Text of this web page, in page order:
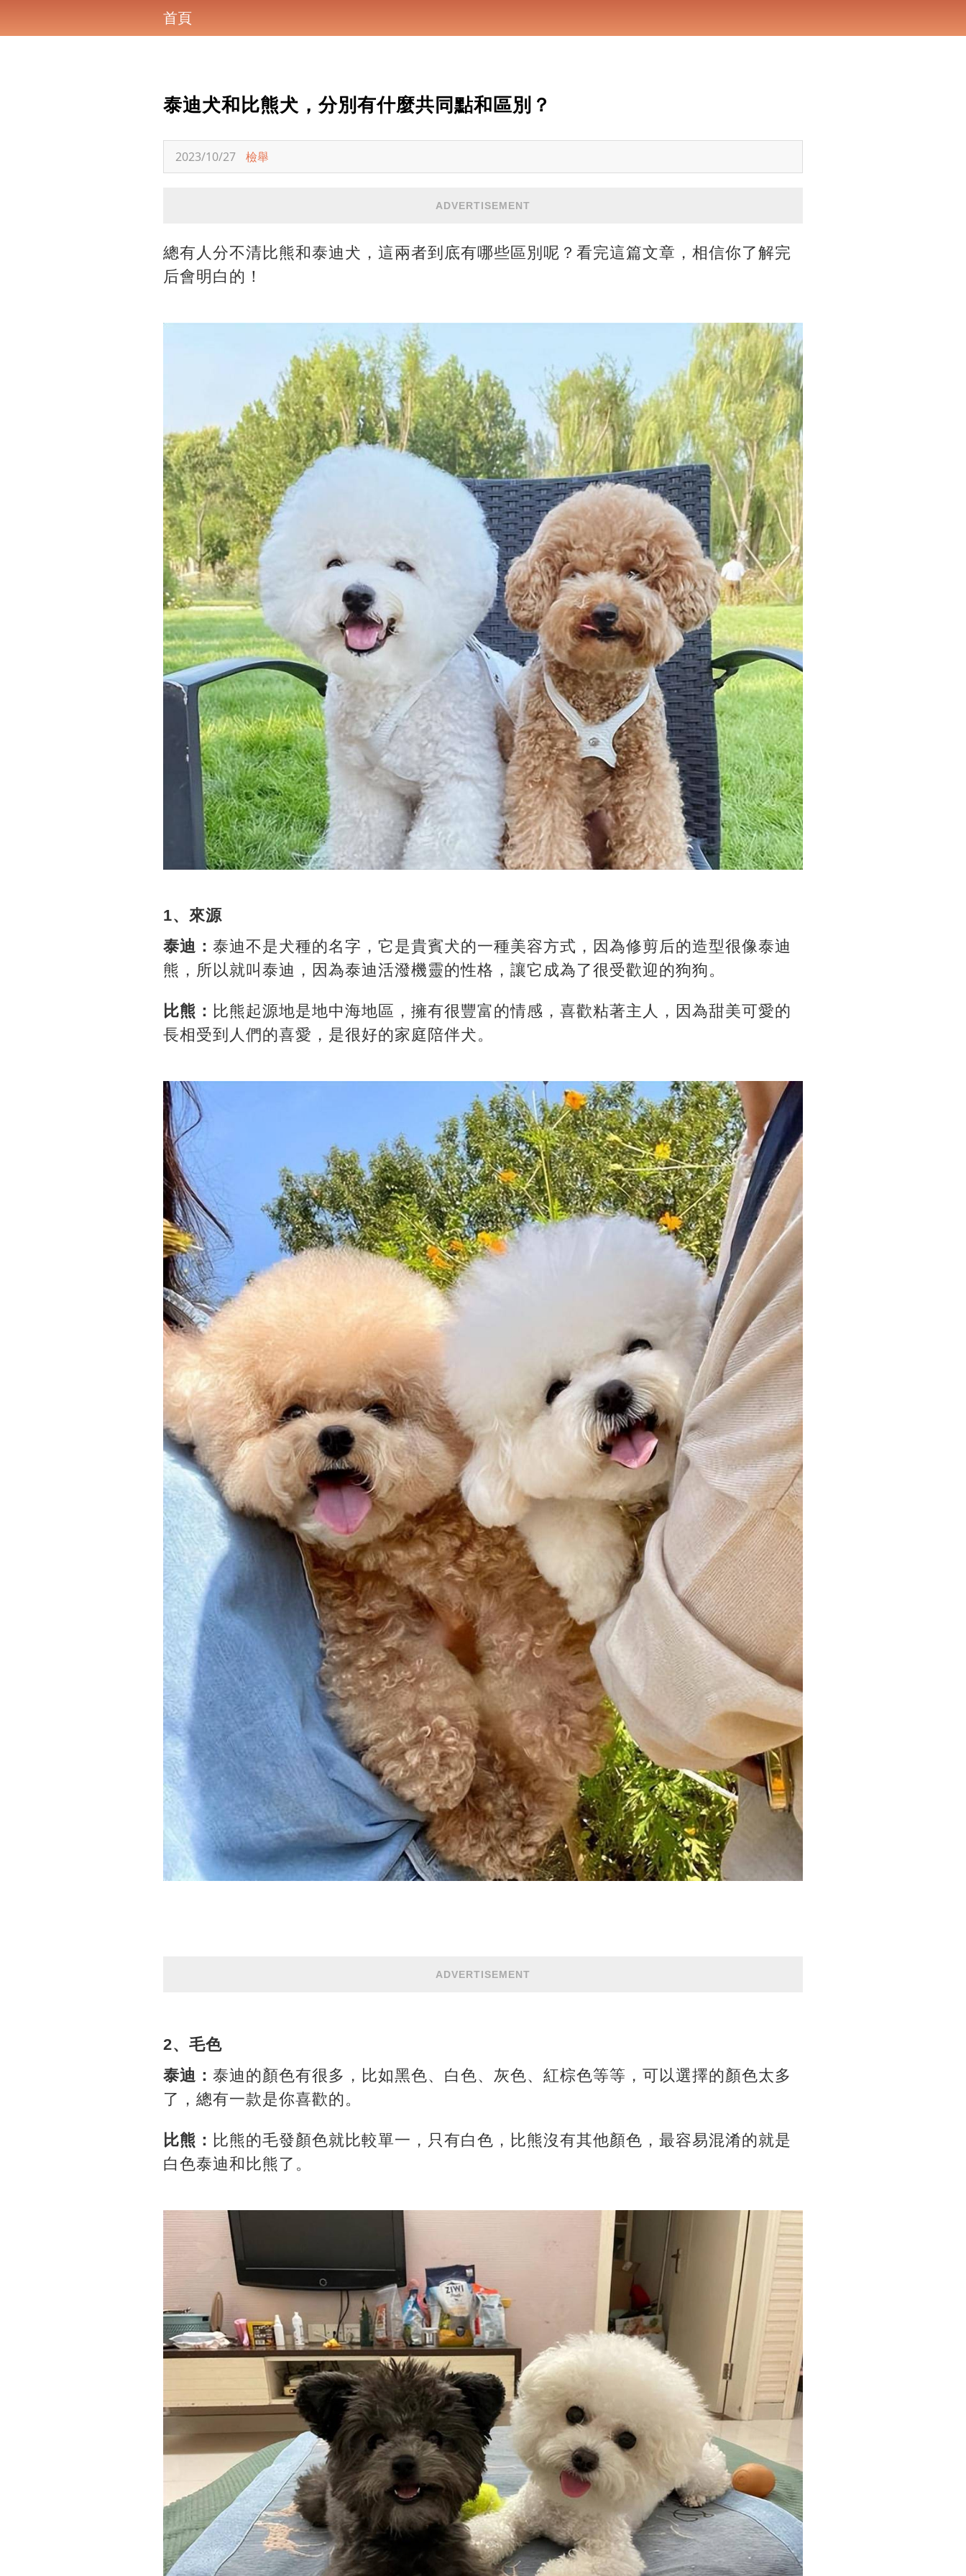
首頁
泰迪犬和比熊犬，分別有什麼共同點和區別？
2023/10/27 檢舉
ADVERTISEMENT
總有人分不清比熊和泰迪犬，這兩者到底有哪些區別呢？看完這篇文章，相信你了解完
后會明白的！
1、來源
泰迪： 泰迪不是犬種的名字，它是貴賓犬的一種美容方式，因為修剪后的造型很像泰迪
熊，所以就叫泰迪，因為泰迪活潑機靈的性格，讓它成為了很受歡迎的狗狗。
比熊： 比熊起源地是地中海地區，擁有很豐富的情感，喜歡粘著主人，因為甜美可愛的
長相受到人們的喜愛，是很好的家庭陪伴犬。
ADVERTISEMENT
2、毛色
泰迪： 泰迪的顏色有很多，比如黑色、白色、灰色、紅棕色等等，可以選擇的顏色太多
了，總有一款是你喜歡的。
比熊： 比熊的毛發顏色就比較單一，只有白色，比熊沒有其他顏色，最容易混淆的就是
白色泰迪和比熊了。